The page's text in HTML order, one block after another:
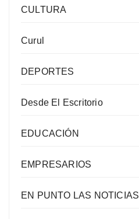
CULTURA
Curul
DEPORTES
Desde El Escritorio
EDUCACIÓN
EMPRESARIOS
EN PUNTO LAS NOTICIAS